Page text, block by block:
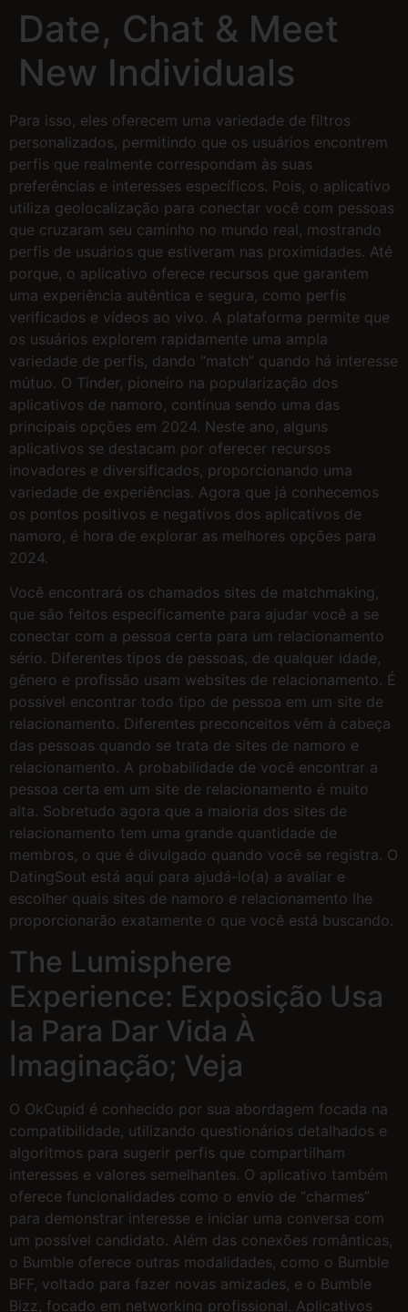
Date, Chat & Meet
New Individuals
Para isso, eles oferecem uma variedade de filtros
personalizados, permitindo que os usuários encontrem
perfis que realmente correspondam às suas
preferências e interesses específicos. Pois, o aplicativo
utiliza geolocalização para conectar você com pessoas
que cruzaram seu caminho no mundo real, mostrando
perfis de usuários que estiveram nas proximidades. Até
porque, o aplicativo oferece recursos que garantem
uma experiência autêntica e segura, como perfis
verificados e vídeos ao vivo. A plataforma permite que
os usuários explorem rapidamente uma ampla
variedade de perfis, dando “match” quando há interesse
mútuo. O Tinder, pioneiro na popularização dos
aplicativos de namoro, continua sendo uma das
principais opções em 2024. Neste ano, alguns
aplicativos se destacam por oferecer recursos
inovadores e diversificados, proporcionando uma
variedade de experiências. Agora que já conhecemos
os pontos positivos e negativos dos aplicativos de
namoro, é hora de explorar as melhores opções para
2024.
​​​​​​​Você encontrará os chamados sites de matchmaking,
que são feitos especificamente para ajudar você a se
conectar com a pessoa certa para um relacionamento
sério. Diferentes tipos de pessoas, de qualquer idade,
gênero e profissão usam websites de relacionamento. É
possível encontrar todo tipo de pessoa em um site de
relacionamento. Diferentes preconceitos vêm à cabeça
das pessoas quando se trata de sites de namoro e
relacionamento. A probabilidade de você encontrar a
pessoa certa em um site de relacionamento é muito
alta. Sobretudo agora que a maioria dos sites de
relacionamento tem uma grande quantidade de
membros, o que é divulgado quando você se registra. O
DatingSout está aqui para ajudá-lo(a) a avaliar e
escolher quais sites de namoro e relacionamento lhe
proporcionarão exatamente o que você está buscando.
The Lumisphere
Experience: Exposição Usa
Ia Para Dar Vida À
Imaginação; Veja
O OkCupid é conhecido por sua abordagem focada na
compatibilidade, utilizando questionários detalhados e
algoritmos para sugerir perfis que compartilham
interesses e valores semelhantes. O aplicativo também
oferece funcionalidades como o envio de “charmes”
para demonstrar interesse e iniciar uma conversa com
um possível candidato. Além das conexões românticas,
o Bumble oferece outras modalidades, como o Bumble
BFF, voltado para fazer novas amizades, e o Bumble
Bizz, focado em networking profissional. Aplicativos